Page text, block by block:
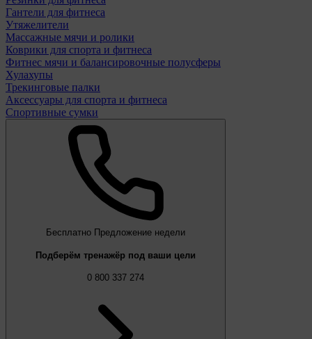
Гантели для фитнеса
Утяжелители
Массажные мячи и ролики
Коврики для спорта и фитнеса
Фитнес мячи и балансировочные полусферы
Хулахупы
Трекинговые палки
Аксессуары для спорта и фитнеса
Спортивные сумки
Бесплатно Предложение недели
Подберём тренажёр под ваши цели
0 800 337 274